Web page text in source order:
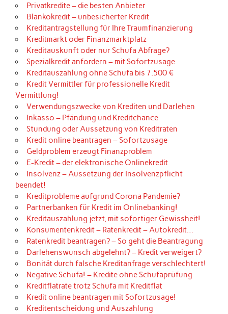
Privatkredite – die besten Anbieter
Blankokredit – unbesicherter Kredit
Kreditantragstellung für Ihre Traumfinanzierung
Kreditmarkt oder Finanzmarktplatz
Kreditauskunft oder nur Schufa Abfrage?
Spezialkredit anfordern – mit Sofortzusage
Kreditauszahlung ohne Schufa bis 7.500 €
Kredit Vermittler für professionelle Kredit
Vermittlung!
Verwendungszwecke von Krediten und Darlehen
Inkasso – Pfändung und Kreditchance
Stundung oder Aussetzung von Kreditraten
Kredit online beantragen – Sofortzusage
Geldproblem erzeugt Finanzproblem
E-Kredit – der elektronische Onlinekredit
Insolvenz – Aussetzung der Insolvenzpflicht
beendet!
Kreditprobleme aufgrund Corona Pandemie?
Partnerbanken für Kredit im Onlinebanking!
Kreditauszahlung jetzt, mit sofortiger Gewissheit!
Konsumentenkredit – Ratenkredit – Autokredit…
Ratenkredit beantragen? – So geht die Beantragung
Darlehenswunsch abgelehnt? – Kredit verweigert?
Bonität durch falsche Kreditanfrage verschlechtert!
Negative Schufa! – Kredite ohne Schufaprüfung
Kreditflatrate trotz Schufa mit Kreditflat
Kredit online beantragen mit Sofortzusage!
Kreditentscheidung und Auszahlung